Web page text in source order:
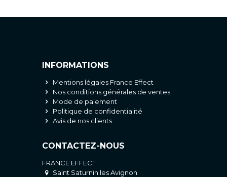
INFORMATIONS
Mentions légales France Effect
Nos conditions générales de ventes
Mode de paiement
Politique de confidentialité
Avis de nos clients
CONTACTEZ-NOUS
FRANCE EFFECT
Saint Saturnin les Avignon